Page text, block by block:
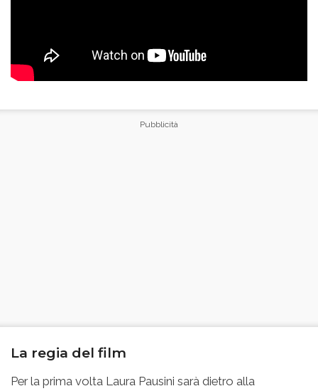
La regia del film
Per la prima volta Laura Pausini sarà dietro alla